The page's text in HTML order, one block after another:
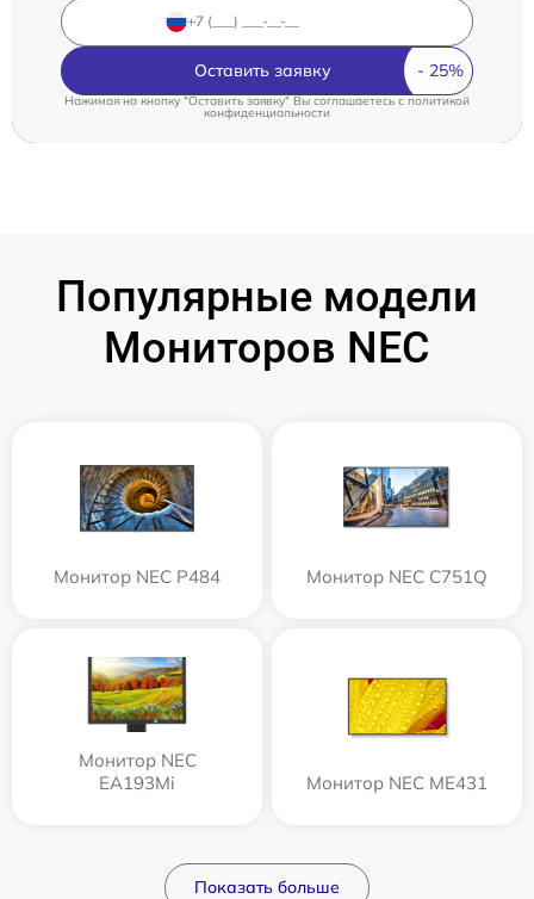
Оставить заявку
Нажимая на кнопку "Оставить заявку" Вы соглашаетесь cполитикой
конфиденциальности
Популярные модели
Мониторов NEC
Монитор NEC P484 Монитор NEC C751Q
Монитор NEC
EA193Mi
Монитор NEC ME431
Показать больше